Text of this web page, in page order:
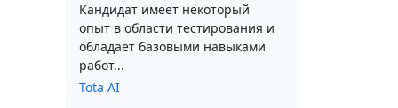
Кандидат имеет некоторый
опыт в области тестирования и
обладает базовыми навыками
работ...
Tota AI